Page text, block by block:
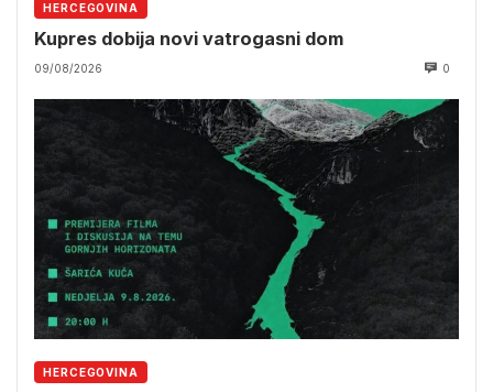
HERCEGOVINA
Kupres dobija novi vatrogasni dom
09/08/2026 0
HERCEGOVINA